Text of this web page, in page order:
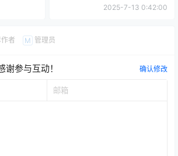
2025-7-13 0:42:00
者 M 管理员
参与互动！ 确认修改